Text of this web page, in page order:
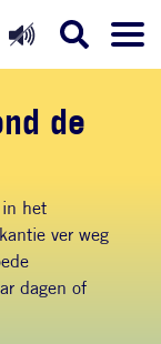
de
in het
ver weg
dagen of